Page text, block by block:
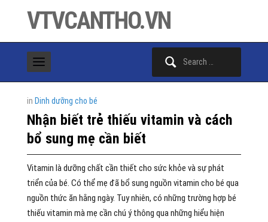
VTVCANTHO.VN
in Dinh dưỡng cho bé
Nhận biết trẻ thiếu vitamin và cách
bổ sung mẹ cần biết
Vitamin là dưỡng chất cần thiết cho sức khỏe và sự phát
triển của bé. Có thể mẹ đã bổ sung nguồn vitamin cho bé qua
nguồn thức ăn hằng ngày. Tuy nhiên, có những trường hợp bé
thiếu vitamin mà mẹ cần chú ý thông qua những hiểu hiện